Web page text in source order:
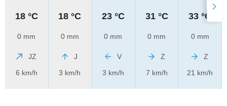
18 °C
0 mm
JZ
6 km/h
18 °C
0 mm
J
3 km/h
23 °C
0 mm
V
3 km/h
31 °C
0 mm
Z
7 km/h
33 °C
0 mm
Z
21 km/h